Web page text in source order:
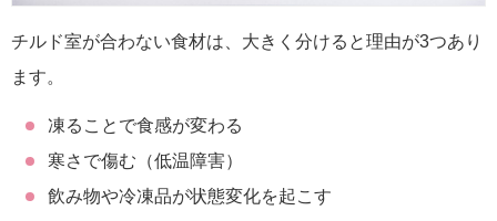
チルド室が合わない食材は、大きく分けると理由が3つあり
ます。
凍ることで食感が変わる
寒さで傷む（低温障害）
飲み物や冷凍品が状態変化を起こす